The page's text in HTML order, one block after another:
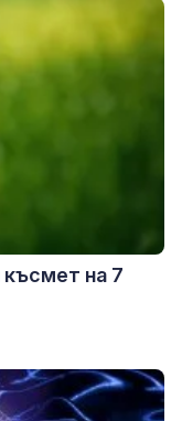
късмет на 7